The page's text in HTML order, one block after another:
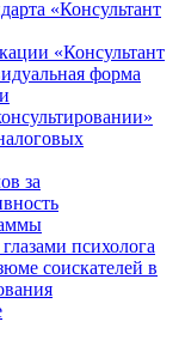
«Консультант
«Консультант
форма
за
психолога
соискателей в